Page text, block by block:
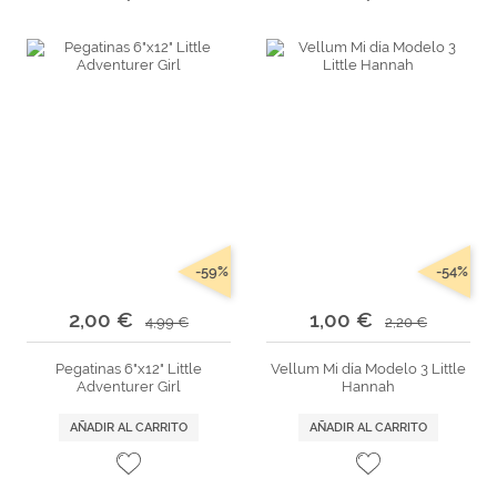
2,00 € 4,99 €
-59%
Pegatinas 6"x12" Little
Adventurer Girl
AÑADIR AL CARRITO
1,00 € 2,20 €
-54%
Vellum Mi día Modelo 3 Little
Hannah
AÑADIR AL CARRITO